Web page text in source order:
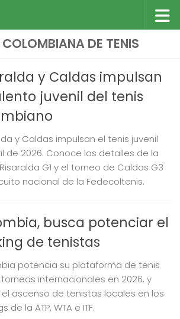
DE TENIS
y Caldas impulsan
juvenil del tenis
y Caldas impulsan el tenis juvenil
de 2026. Conoce los detalles de la
G1 y el torneo de Caldas G3
nacional de la Fedecoltenis.
busca potenciar el
de tenistas
potencia su plataforma de tenis
torneos internacionales en 2026, y
ascenso de tenistas locales en los
de la ATP, WTA e ITF.